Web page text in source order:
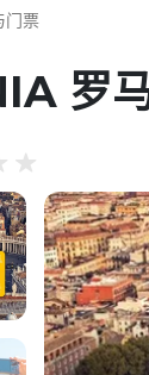
门票
罗